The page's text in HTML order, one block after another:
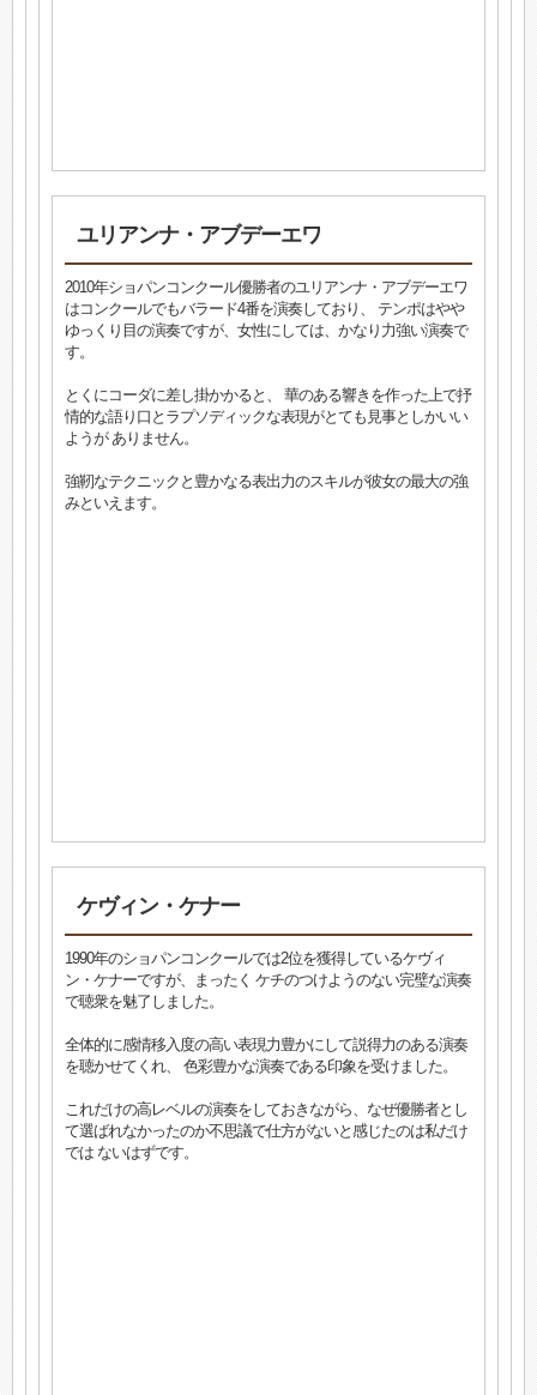
ユリアンナ・アブデーエワ
2010年ショパンコンクール優勝者のユリアンナ・アブデーエワ
はコンクールでもバラード4番を演奏しており、 テンポはやや
ゆっくり目の演奏ですが、女性にしては、かなり力強い演奏で
す。
とくにコーダに差し掛かかると、 華のある響きを作った上で抒
情的な語り口とラプソディックな表現がとても見事としかいい
ようが ありません。
強靭なテクニックと豊かなる表出力のスキルが彼女の最大の強
みといえます。
ケヴィン・ケナー
1990年のショパンコンクールでは2位を獲得しているケヴィ
ン・ケナーですが、まったく ケチのつけようのない完璧な演奏
で聴衆を魅了しました。
全体的に感情移入度の高い表現力豊かにして説得力のある演奏
を聴かせてくれ、 色彩豊かな演奏である印象を受けました。
これだけの高レベルの演奏をしておきながら、なぜ優勝者とし
て選ばれなかったのか不思議で仕方がないと感じたのは私だけ
では ないはずです。